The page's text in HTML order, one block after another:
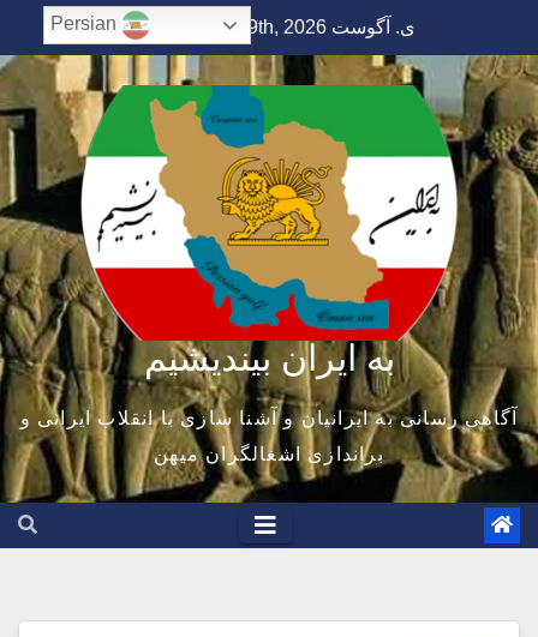
to
content
ی. آگوست 9th, 2026 8:10:48 AM
به ایران بیندیشیم
آگاهی رسانی به ایرانیان و آشنا سازی با انقلاب ایرانی و
براندازی اشغالگران میهن